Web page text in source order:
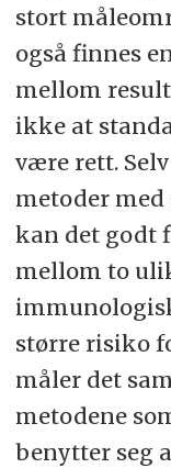
stort
også finnes
mellom
ikke at
være rett.
metoder
kan det godt
mellom to
større risiko
måler det
metodene
benytter seg